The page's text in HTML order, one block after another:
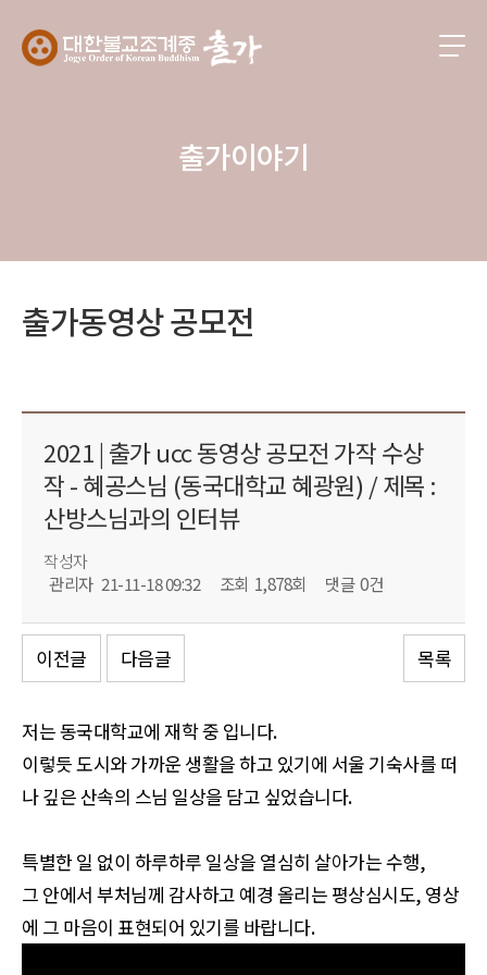
출가이야기
출가동영상 공모전
2021 | 출가 ucc 동영상 공모전 가작 수상
작 - 혜공스님 (동국대학교 혜광원) / 제목 :
산방스님과의 인터뷰
작성자
관리자 21-11-18 09:32 조회 1,878회 댓글 0건
이전글 다음글 목록
저는 동국대학교에 재학 중 입니다.
이렇듯 도시와 가까운 생활을 하고 있기에 서울 기숙사를 떠
나 깊은 산속의 스님 일상을 담고 싶었습니다.
특별한 일 없이 하루하루 일상을 열심히 살아가는 수행,
그 안에서 부처님께 감사하고 예경 올리는 평상심시도, 영상
에 그 마음이 표현되어 있기를 바랍니다.